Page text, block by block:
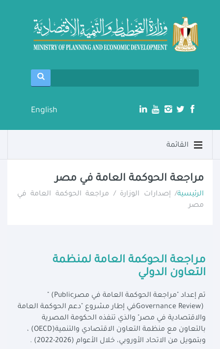
English
القائمة
مراجعة الحوكمة العامة في مصر
الرئيسية/ إصدارات الوزارة / مراجعة الحوكمة العامة في
مصر
مراجعة الحوكمة العامة لمنظمة
التعاون الدولي
تم إعداد "مراجعة الحوكمة العامة في مصر" (Public
Governance Review)في إطار مشروع "دعم الحوكمة العامة
والاقتصادية في مصر" والذي تنفذه الحكومة المصرية
بالتعاون مع منظمة التعاون الاقتصادي والتنمية(OECD) ،
وبتمويل من الاتحاد الأوروبي، خلال الأعوام (2022-2026)
.